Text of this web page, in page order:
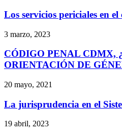
Los servicios periciales en
3 marzo, 2023
CÓDIGO PENAL CDMX,
ORIENTACIÓN DE
20 mayo, 2021
La jurisprudencia en el
19 abril, 2023